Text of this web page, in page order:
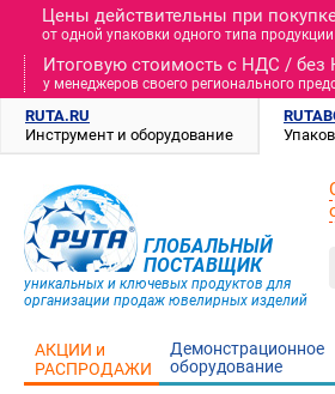
Цены действительны при
от одной упаковки одного типа продукции
Итоговую стоимость c НДС / без
у менеджеров своего регионального
RUTA.RU
Инструмент и оборудование
ГЛОБАЛЬНЫЙ
ПОСТАВЩИК
уникальных и ключевых продуктов для
организации продаж ювелирных изделий
АКЦИИ и
РАСПРОДАЖИ
Демонстрационное
оборудование